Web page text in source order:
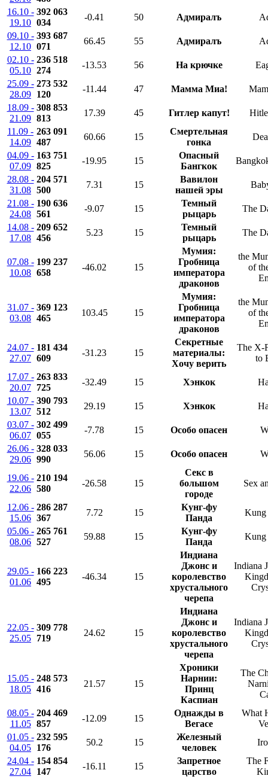
16.10 -
19.10
392 063
034
-0.41 50 Адмиралъ
09.10 -
12.10
393 687
071
66.45 55 Адмиралъ
02.10 -
05.10
236 518
274
-13.53 56 На крючке
25.09 -
28.09
273 532
120
-11.44 47 Мамма Миа!
18.09 -
21.09
308 853
813
17.39 45 Гитлер капут!
11.09 -
14.09
263 091
487
60.66 15
Смертельная
гонка
04.09 -
07.09
163 751
825
-19.95 15
Опасный
Бангкок
28.08 -
31.08
204 571
500
7.31 15
Вавилон
нашей эры
21.08 -
24.08
190 636
561
-9.07 15
Темный
рыцарь
The
14.08 -
17.08
209 652
456
5.23 15
Темный
рыцарь
The
07.08 -
10.08
199 237
658
-46.02 15
Мумия:
Гробница
императора
драконов
the
of
31.07 -
03.08
369 123
465
103.45 15
Мумия:
Гробница
императора
драконов
the
of
24.07 -
27.07
181 434
609
-31.23 15
Секретные
материалы:
Хочу верить
The X-
to
17.07 -
20.07
263 833
725
-32.49 15 Хэнкок
10.07 -
13.07
390 793
512
29.19 15 Хэнкок
03.07 -
06.07
302 499
055
-7.78 15 Особо опасен
26.06 -
29.06
328 033
990
56.06 15 Особо опасен
19.06 -
22.06
210 194
580
-26.58 15
Секс в
большом
городе
Sex
12.06 -
15.06
286 287
367
7.72 15
Кунг-фу
Панда
Kung
05.06 -
08.06
265 761
527
59.88 15
Кунг-фу
Панда
Kung
29.05 -
01.06
166 223
495
-46.34 15
Индиана
Джонс и
королевство
хрустального
черепа
Indiana
22.05 -
25.05
309 778
719
24.62 15
Индиана
Джонс и
королевство
хрустального
черепа
Indiana
15.05 -
18.05
248 573
416
21.57 15
Хроники
Нарнии:
Принц
Каспиан
The
08.05 -
11.05
204 469
857
-12.09 15
Однажды в
Вегасе
What
01.05 -
04.05
232 595
176
50.2 15
Железный
человек
24.04 -
27.04
154 854
147
-16.11 15
Запретное
царство
The